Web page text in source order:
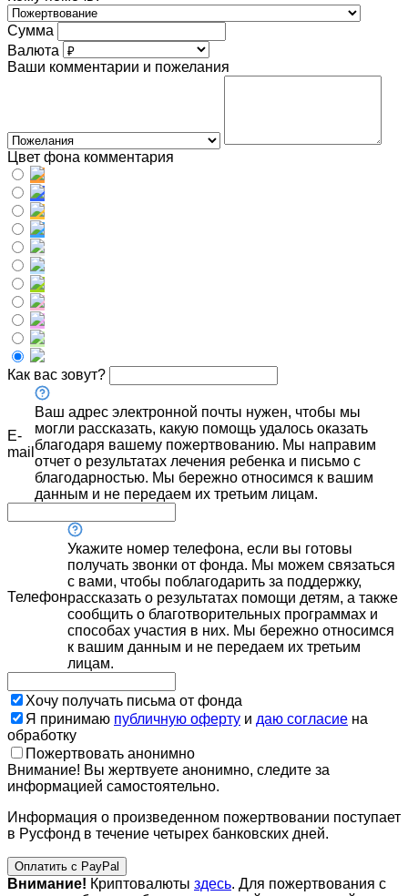
Сумма
Валюта
Ваши комментарии и пожелания
Цвет фона комментария
Как вас зовут?
E-
mail
Ваш адрес электронной почты нужен, чтобы мы
могли рассказать, какую помощь удалось оказать
благодаря вашему пожертвованию. Мы направим
отчет о результатах лечения ребенка и письмо с
благодарностью. Мы бережно относимся к вашим
данным и не передаем их третьим лицам.
Телефон
Укажите номер телефона, если вы готовы
получать звонки от фонда. Мы можем связаться
с вами, чтобы поблагодарить за поддержку,
рассказать о результатах помощи детям, а также
сообщить о благотворительных программах и
способах участия в них. Мы бережно относимся
к вашим данным и не передаем их третьим
лицам.
Хочу получать письма от фонда
Я принимаю публичную оферту и даю согласие на
обработку
Пожертвовать анонимно
Внимание! Вы жертвуете анонимно, следите за
информацией самостоятельно.
Информация о произведенном пожертвовании поступает
в Русфонд в течение четырех банковских дней.
Оплатить с PayPal
Внимание! Криптовалюты здесь. Для пожертвования с